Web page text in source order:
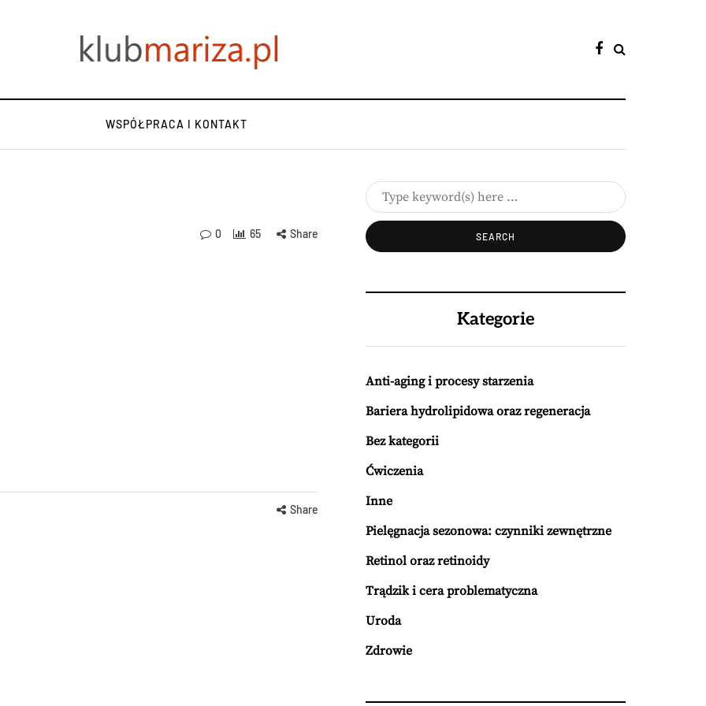
WSPÓŁPRACA I KONTAKT
0 65 Share
Share
Kategorie
Anti-aging i procesy starzenia
Bariera hydrolipidowa oraz regeneracja
Bez kategorii
Ćwiczenia
Inne
Pielęgnacja sezonowa: czynniki zewnętrzne
Retinol oraz retinoidy
Trądzik i cera problematyczna
Uroda
Zdrowie